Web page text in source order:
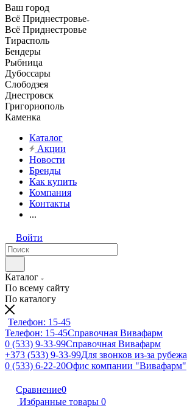
Ваш город
Всё Приднестровье
Всё Приднестровье
Тирасполь
Бендеры
Рыбница
Дубоссары
Слободзея
Днестровск
Григориополь
Каменка
Каталог
Акции
Новости
Бренды
Как купить
Компания
Контакты
...
Войти
Каталог
По всему сайту
По каталогу
Телефон: 15-45
Телефон: 15-45Справочная Вивафарм
0 (533) 9-33-99Справочная Вивафарм
+373 (533) 9-33-99Для звонков из-за рубежа
0 (533) 6-22-20Офис компании "Вивафарм"
Сравнение0
Избранные товары 0